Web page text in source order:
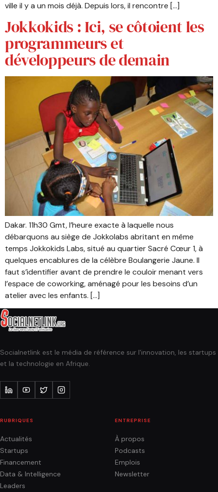
ville il y a un mois déjà. Depuis lors, il rencontre […]
Jokkokids : Ici, se côtoient les
programmeurs et
développeurs de demain
Dakar. 11h30 Gmt, l’heure exacte à laquelle nous
débarquons au siège de Jokkolabs abritant en même
temps Jokkokids Labs, situé au quartier Sacré Cœur 1, à
quelques encablures de la célèbre Boulangerie Jaune. Il
faut s’identifier avant de prendre le couloir menant vers
l’espace de coworking, aménagé pour les besoins d’un
atelier avec les enfants. […]
Socialnetlink est le média de référence sur l'innovation, les startups
et la technologie en Afrique.
RUBRIQUES
Actualités
Startups
Financement
Data & Intelligence
Leaders
ENTREPRISE
À propos
Podcasts
Emplois
Newsletter